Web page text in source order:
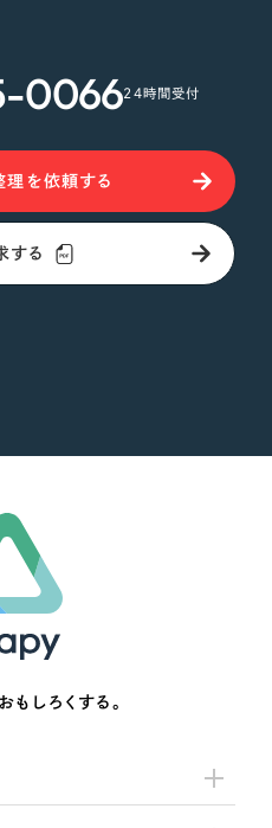
006624時間受付
を依頼する
する
もしろくする。